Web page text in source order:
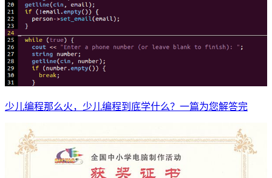
少儿编程那么火，少儿编程到底学什么？一篇为您解答完